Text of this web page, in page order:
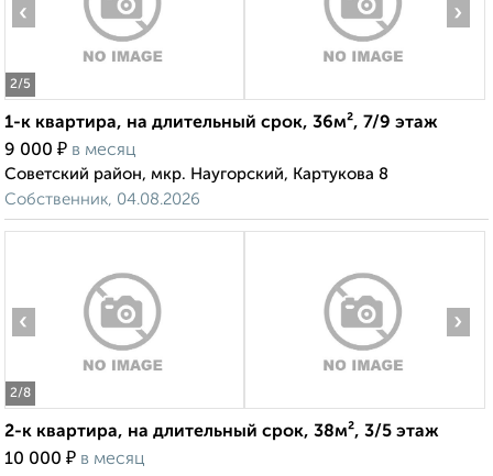
2/5
‹ ›
1-к квартира, на длительный срок, 36м², 7/9 этаж
9 000 ₽ в месяц
Советский район, мкр. Наугорский, Картукова 8
Собственник, 04.08.2026
2/8
‹ ›
2-к квартира, на длительный срок, 38м², 3/5 этаж
10 000 ₽ в месяц